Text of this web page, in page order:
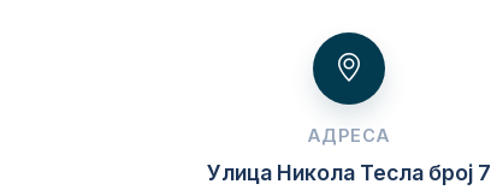
АДРЕСА
Улица Никола Тесла број 7